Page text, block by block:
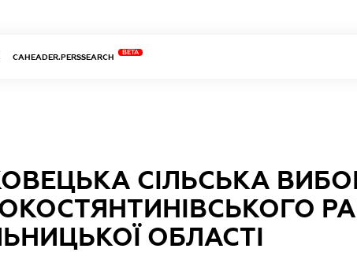
CAHEADER.PERSSEARCH
BETA
СІЛЬСЬКА
ОБЛАСТІ